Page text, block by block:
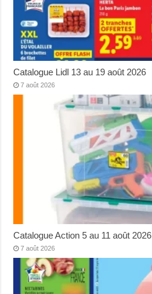
Catalogue Lidl 13 au 19 août 2026
7 août 2026
Catalogue Action 5 au 11 août 2026
7 août 2026